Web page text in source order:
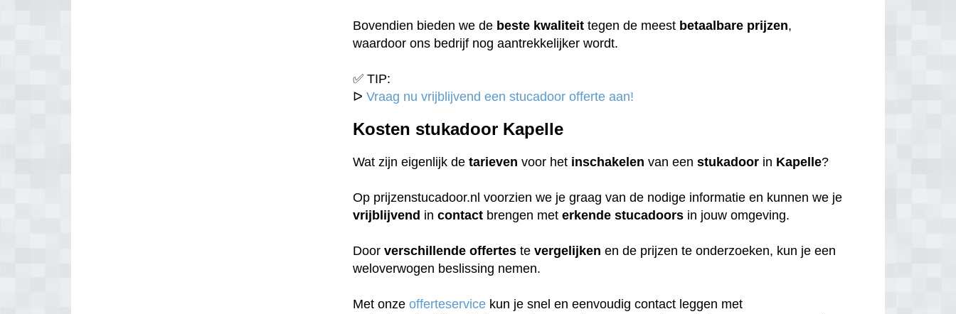
Bovendien bieden we de beste kwaliteit tegen de meest betaalbare prijzen,
waardoor ons bedrijf nog aantrekkelijker wordt.
✅ TIP:
ᐅVraag nu vrijblijvend een stucadoor offerte aan!
Kosten stukadoor Kapelle
Wat zijn eigenlijk detarieven voor het inschakelen van eenstukadoor in Kapelle?
Op prijzenstucadoor.nl voorzien we je graag van de nodige informatie en kunnen we je
vrijblijvend incontact brengen meterkende stucadoors in jouw omgeving.
Doorverschillende offertes tevergelijken en de prijzen te onderzoeken, kun je een
weloverwogen beslissing nemen.
Met onzeofferteservice kun je snel en eenvoudig contact leggen met